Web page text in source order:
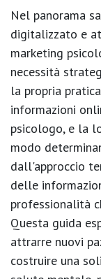
Nel panorama
digitalizzato e
marketing
necessità
la propria
informazioni
psicologo, e la
modo
dall'approccio
delle
professionalità
Questa guida
attrarre nuovi
costruire una